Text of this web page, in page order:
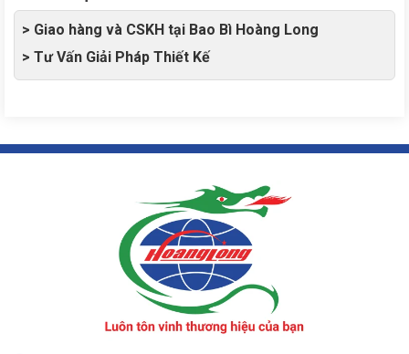
> Giao hàng và CSKH tại Bao Bì Hoàng Long
> Tư Vấn Giải Pháp Thiết Kế